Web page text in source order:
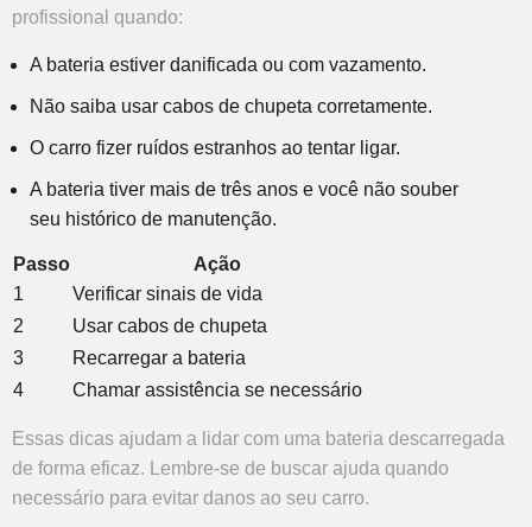
profissional quando:
A bateria estiver danificada ou com vazamento.
Não saiba usar cabos de chupeta corretamente.
O carro fizer ruídos estranhos ao tentar ligar.
A bateria tiver mais de três anos e você não souber
seu histórico de manutenção.
Passo
Ação
1
Verificar sinais de vida
2
Usar cabos de chupeta
3
Recarregar a bateria
4
Chamar assistência se necessário
Essas dicas ajudam a lidar com uma bateria descarregada
de forma eficaz. Lembre-se de buscar ajuda quando
necessário para evitar danos ao seu carro.